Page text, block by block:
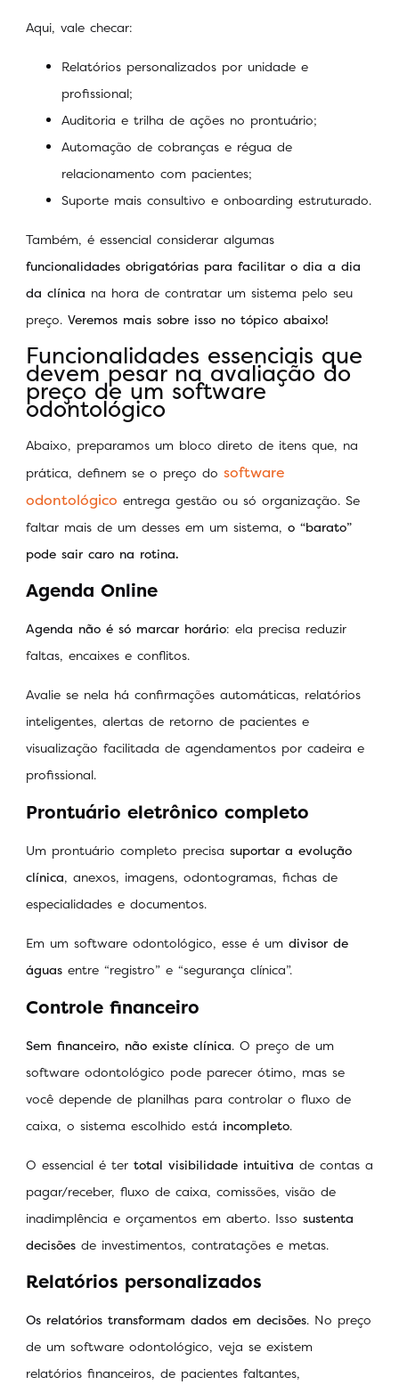
Aqui, vale checar:
Relatórios personalizados por unidade e
profissional;
Auditoria e trilha de ações no prontuário;
Automação de cobranças e régua de
relacionamento com pacientes;
Suporte mais consultivo e onboarding estruturado.
Também, é essencial considerar algumas
funcionalidades obrigatórias para facilitar o dia a dia
da clínica na hora de contratar um sistema pelo seu
preço. Veremos mais sobre isso no tópico abaixo!
Funcionalidades essenciais que
devem pesar na avaliação do
preço de um software
odontológico
Abaixo, preparamos um bloco direto de itens que, na
prática, definem se o preço do software
odontológico entrega gestão ou só organização. Se
faltar mais de um desses em um sistema, o “barato”
pode sair caro na rotina.
Agenda Online
Agenda não é só marcar horário: ela precisa reduzir
faltas, encaixes e conflitos.
Avalie se nela há confirmações automáticas, relatórios
inteligentes, alertas de retorno de pacientes e
visualização facilitada de agendamentos por cadeira e
profissional.
Prontuário eletrônico completo
Um prontuário completo precisa suportar a evolução
clínica, anexos, imagens, odontogramas, fichas de
especialidades e documentos.
Em um software odontológico, esse é um divisor de
águas entre “registro” e “segurança clínica”.
Controle financeiro
Sem financeiro, não existe clínica. O preço de um
software odontológico pode parecer ótimo, mas se
você depende de planilhas para controlar o fluxo de
caixa, o sistema escolhido está incompleto.
O essencial é ter total visibilidade intuitiva de contas a
pagar/receber, fluxo de caixa, comissões, visão de
inadimplência e orçamentos em aberto. Isso sustenta
decisões de investimentos, contratações e metas.
Relatórios personalizados
Os relatórios transformam dados em decisões. No preço
de um software odontológico, veja se existem
relatórios financeiros, de pacientes faltantes,